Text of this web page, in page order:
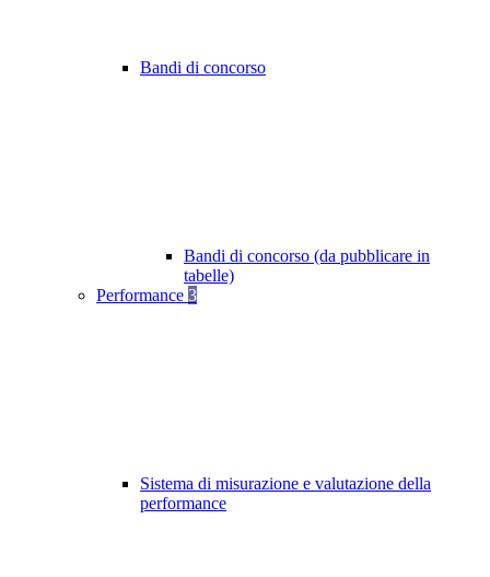
Bandi di concorso
Bandi di concorso (da pubblicare in
tabelle)
Performance 3
Sistema di misurazione e valutazione della
performance